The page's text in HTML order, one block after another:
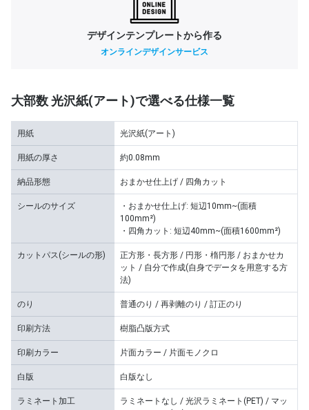
デザインテンプレートから作る
オンラインデザインサービス
大部数 光沢紙(アート)で選べる仕様一覧
用紙 光沢紙(アート)
用紙の厚さ 約0.08mm
納品形態 おまかせ仕上げ / 四角カット
シールのサイズ
・おまかせ仕上げ: 短辺10mm~(面積
100mm²)
・四角カット: 短辺40mm~(面積1600mm²)
カットパス(シールの形)
正方形・長方形 / 円形・楕円形 / おまかせカ
ット / 自分で作成(自身でデータを用意する方
法)
のり 普通のり / 再剥離のり / 訂正のり
印刷方法 樹脂凸版方式
印刷カラー 片面カラー / 片面モノクロ
白版 白版なし
ラミネート加工
ラミネートなし / 光沢ラミネート(PET) / マッ